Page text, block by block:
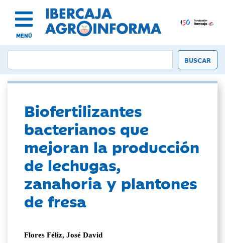
MENÚ
Biofertilizantes
bacterianos que
mejoran la producción
de lechugas,
zanahoria y plantones
de fresa
Flores Féliz, José David